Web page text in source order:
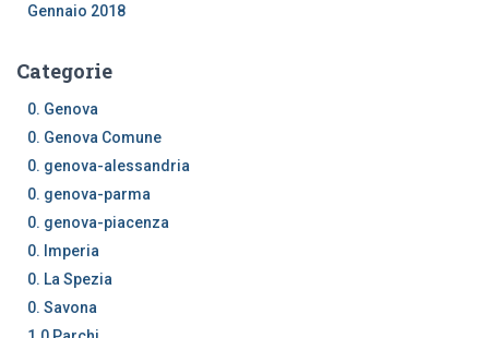
Gennaio 2018
Categorie
0. Genova
0. Genova Comune
0. genova-alessandria
0. genova-parma
0. genova-piacenza
0. Imperia
0. La Spezia
0. Savona